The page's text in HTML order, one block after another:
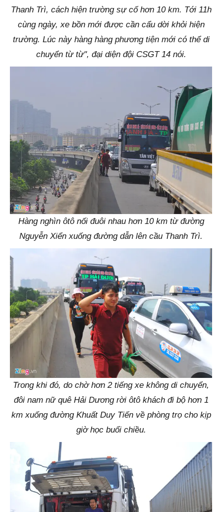
Thanh Trì, cách hiện trường sự cố hơn 10 km. Tới 11h
cùng ngày, xe bồn mới được cần cẩu dời khỏi hiện
trường. Lúc này hàng hàng phương tiện mới có thể di
chuyển từ từ", đại diện đội CSGT 14 nói.
Hàng nghìn ôtô nối đuôi nhau hơn 10 km từ đường
Nguyễn Xiển xuống đường dẫn lên cầu Thanh Trì.
Trong khi đó, do chờ hơn 2 tiếng xe không di chuyển,
đôi nam nữ quê Hải Dương rời ôtô khách đi bộ hơn 1
km xuống đường Khuất Duy Tiến về phòng trọ cho kịp
giờ học buổi chiều.